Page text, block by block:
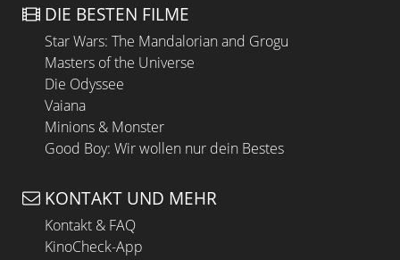
DIE BESTEN FILME
Star Wars: The Mandalorian and Grogu
Masters of the Universe
Die Odyssee
Vaiana
Minions & Monster
Good Boy: Wir wollen nur dein Bestes
KONTAKT UND MEHR
Kontakt & FAQ
KinoCheck-App